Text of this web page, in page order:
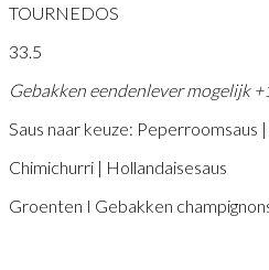
TOURNEDOS
33.5
Gebakken eendenlever mogelijk
Saus naar keuze: Peperroomsaus
Chimichurri | Hollandaisesaus
Groenten I Gebakken